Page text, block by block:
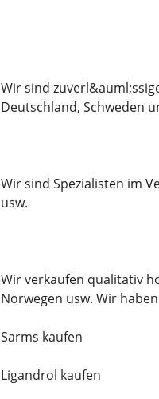
Wir sind
Deutschland, Schweden
Wir sind Spezialisten im
usw.
Wir verkaufen qualitativ
Norwegen usw. Wir
Sarms kaufen
Ligandrol kaufen